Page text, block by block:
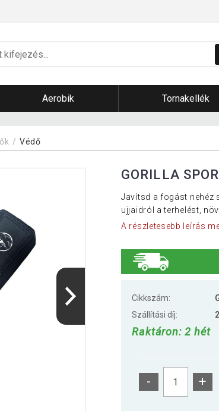
Aerobik Tornakellék
Védő
GORILLA
Javítsd a fogást nehéz
ujjaidról a terhelést,
A részletesebb leírás
Cikkszám:
Szállítási díj:
Raktáron: 2 hét
- +